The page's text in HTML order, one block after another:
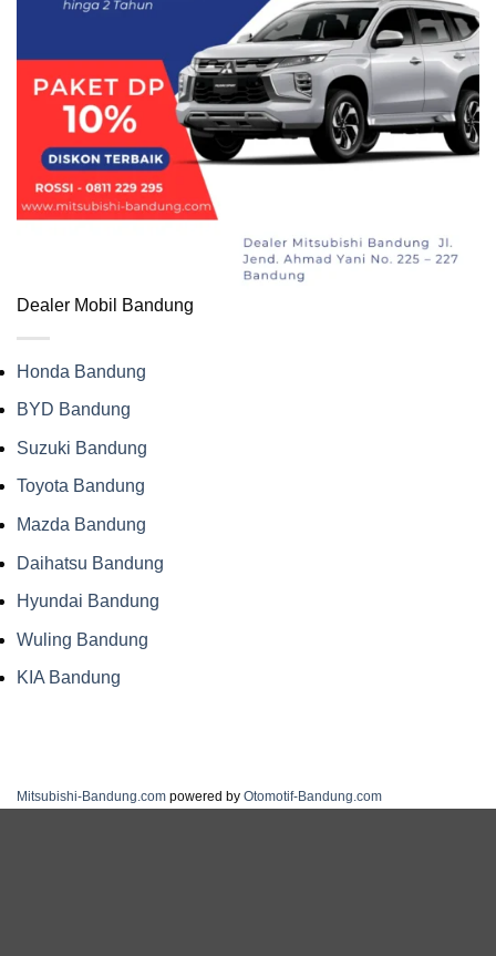
Dealer Mobil Bandung
Honda Bandung
BYD Bandung
Suzuki Bandung
Toyota Bandung
Mazda Bandung
Daihatsu Bandung
Hyundai Bandung
Wuling Bandung
KIA Bandung
Mitsubishi-Bandung.com powered by Otomotif-Bandung.com